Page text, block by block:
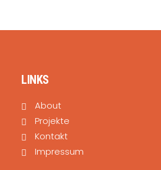
LINKS
About
Projekte
Kontakt
Impressum